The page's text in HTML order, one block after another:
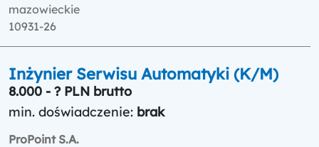
mazowieckie
10931-26
Inżynier Serwisu Automatyki (K/M)
8.000 - ? PLN brutto
min. doświadczenie: brak
ProPoint S.A.